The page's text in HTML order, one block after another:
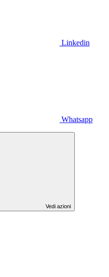
Linkedin
Whatsapp
Vedi azioni